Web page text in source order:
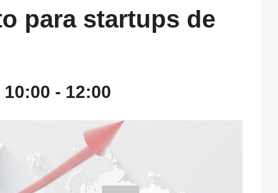
para startups de
10:00 - 12:00